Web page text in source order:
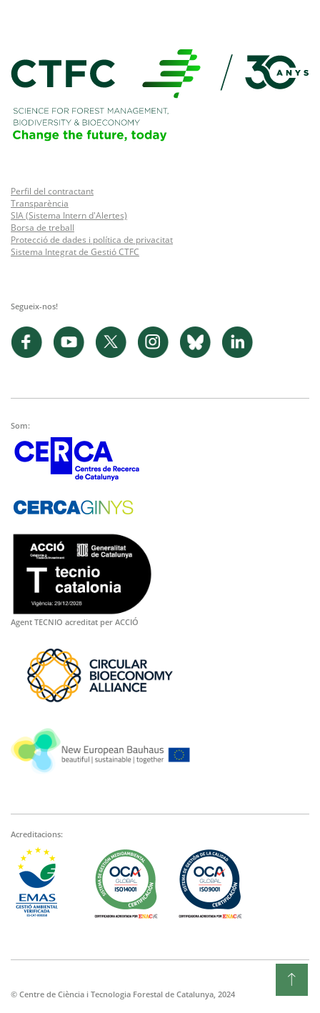
Perfil del contractant
Transparència
SIA (Sistema Intern d'Alertes)
Borsa de treball
Protecció de dades i política de privacitat
Sistema Integrat de Gestió CTFC
Segueix-nos!
Som:
Agent TECNIO acreditat per ACCIÓ
Acreditacions:
© Centre de Ciència i Tecnologia Forestal de Catalunya, 2024